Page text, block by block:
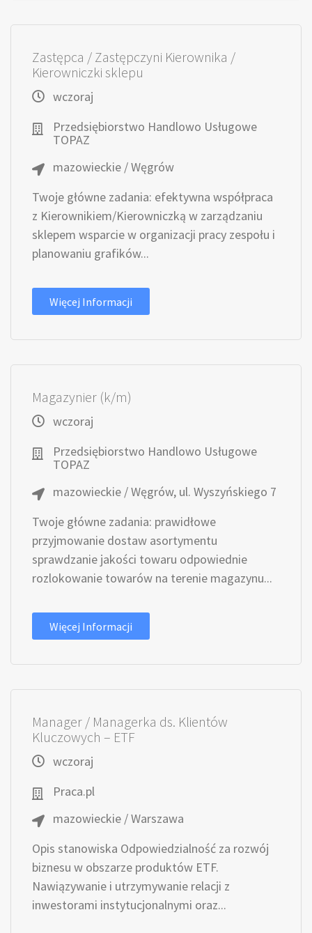
Zastępca / Zastępczyni Kierownika /
Kierowniczki sklepu
wczoraj
Przedsiębiorstwo Handlowo Usługowe
TOPAZ
mazowieckie / Węgrów
Twoje główne zadania: efektywna współpraca
z Kierownikiem/Kierowniczką w zarządzaniu
sklepem wsparcie w organizacji pracy zespołu i
planowaniu grafików...
Więcej Informacji
Magazynier (k/m)
wczoraj
Przedsiębiorstwo Handlowo Usługowe
TOPAZ
mazowieckie / Węgrów, ul. Wyszyńskiego 7
Twoje główne zadania: prawidłowe
przyjmowanie dostaw asortymentu
sprawdzanie jakości towaru odpowiednie
rozlokowanie towarów na terenie magazynu...
Więcej Informacji
Manager / Managerka ds. Klientów
Kluczowych – ETF
wczoraj
Praca.pl
mazowieckie / Warszawa
Opis stanowiska Odpowiedzialność za rozwój
biznesu w obszarze produktów ETF.
Nawiązywanie i utrzymywanie relacji z
inwestorami instytucjonalnymi oraz...